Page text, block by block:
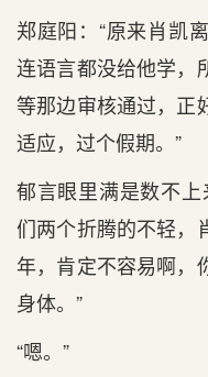
郑庭阳：“原来肖凯
连语言都没给他学，
等那边审核通过，正
适应，过个假期。”
郁言眼里满是数不
们两个折腾的不轻，
年，肯定不容易啊，
身体。”
“嗯。”